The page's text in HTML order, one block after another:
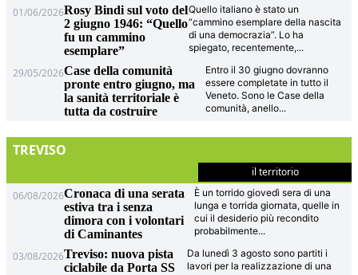
01/06/2026Rosy Bindi sul voto del
2 giugno 1946: “Quello
fu un cammino
esemplare”
Quello italiano è stato un
“cammino esemplare della nascita
di una democrazia”. Lo ha
spiegato, recentemente,...
29/05/2026Case della comunità
pronte entro giugno, ma
la sanità territoriale è
tutta da costruire
Entro il 30 giugno dovranno
essere completate in tutto il
Veneto. Sono le Case della
comunità, anello...
TREVISO
il territorio
06/08/2026Cronaca di una serata
estiva tra i senza
dimora con i volontari
di Caminantes
È un torrido giovedì sera di una
lunga e torrida giornata, quelle in
cui il desiderio più recondito
probabilmente...
03/08/2026Treviso: nuova pista
ciclabile da Porta SS
Da lunedì 3 agosto sono partiti i
lavori per la realizzazione di una